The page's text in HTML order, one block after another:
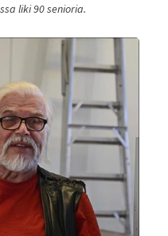
liki 90 senioria.